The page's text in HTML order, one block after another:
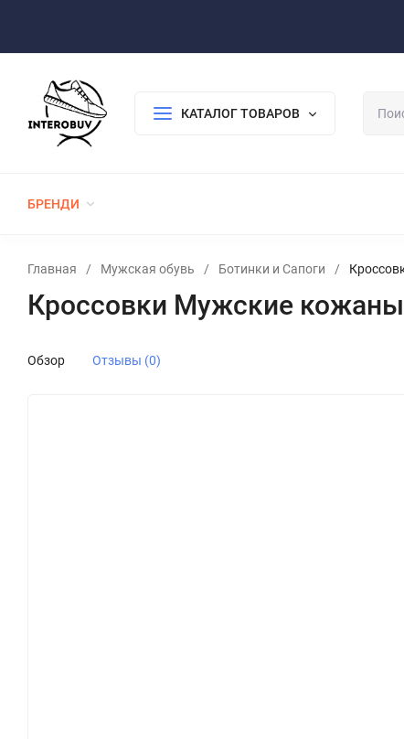
КАТАЛОГ ТОВАРОВ
БРЕНДИ
Главная / Мужская обувь / Ботинки и Сапоги /
Кроссовки Мужские
Обзор Отзывы (0)